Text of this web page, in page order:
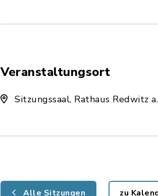
Veranstaltungsort
Sitzungssaal, Rathaus Redwitz
Alle Sitzungen zu